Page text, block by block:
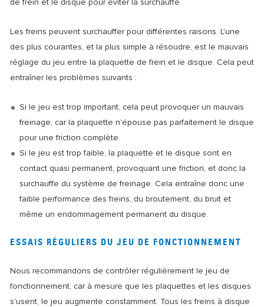
de frein et le disque pour éviter la surchauffe.
Les freins peuvent surchauffer pour différentes raisons. L'une
des plus courantes, et la plus simple à résoudre, est le mauvais
réglage du jeu entre la plaquette de frein et le disque. Cela peut
entraîner les problèmes suivants :
Si le jeu est trop important, cela peut provoquer un mauvais
freinage, car la plaquette n'épouse pas parfaitement le disque
pour une friction complète.
Si le jeu est trop faible, la plaquette et le disque sont en
contact quasi permanent, provoquant une friction, et donc la
surchauffe du système de freinage. Cela entraîne donc une
faible performance des freins, du broutement, du bruit et
même un endommagement permanent du disque.
ESSAIS RÉGULIERS DU JEU DE FONCTIONNEMENT
Nous recommandons de contrôler régulièrement le jeu de
fonctionnement, car à mesure que les plaquettes et les disques
s'usent, le jeu augmente constamment. Tous les freins à disque